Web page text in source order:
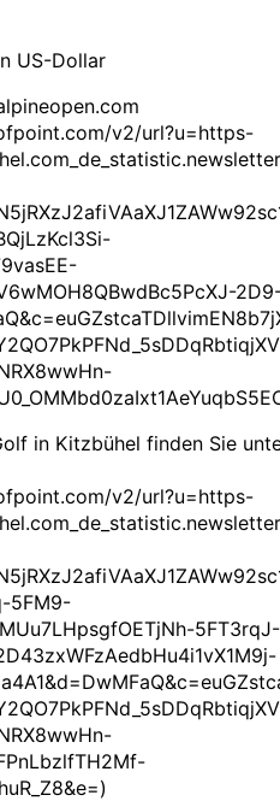
US-Dollar
v2/url?u=https-
in Kitzbühel finden Sie
v2/url?u=https-
5FM9-
5FT3rqJ-